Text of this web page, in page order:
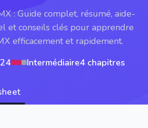
: Guide complet, résumé, aide-
et conseils clés pour apprendre
efficacement et rapidement.
Intermédiaire4 chapitres